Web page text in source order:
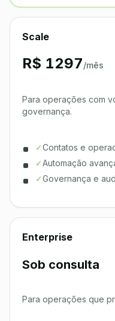
Scale
R$ 1297/mês
Para operações com
governança.
✓Contatos e
✓Automação
✓Governança e
Enterprise
Sob consulta
Para operações que